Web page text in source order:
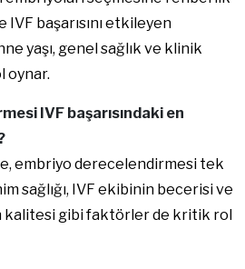
IVF başarısını etkileyen
yaşı, genel sağlık ve klinik
oynar.
IVF başarısındaki en
embriyo derecelendirmesi tek
sağlığı, IVF ekibinin becerisi ve
kalitesi gibi faktörler de kritik rol